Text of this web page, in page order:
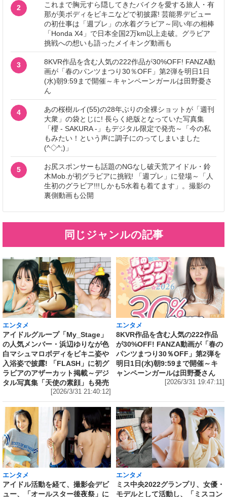
2
これまで胸元すら隠してきたバイクを愛する旅人・有
那が美ボディをビキニなどで初披露! 芸能界デビュー
の初仕事は「週プレ」の水着グラビア～同い年の相棒
「Honda X4」で日本全国2万km以上走破。グラビア
挑戦への想いも語ったメイキング動画も
3
8KVR作品を含む人気の222作品が30%OFF! FANZA動
画が「春のパンツまつり30％OFF」第2弾を明日1日
(水)朝9:59まで開催～キャンペーンガールは田野憂さ
ん
4
あの桜樹ルイ(55)の28年ぶりの全裸ショットが「週刊
大衆」の袋とじに! 長らく絶版となっていた写真集
「櫻 - SAKURA -」もデジタル限定で発売～「今の私
もみたい！という声に調子にのってしまいました
(^◇^;)」
5
お尻スポンサーも話題のNGなし破天荒アイドル・鈴
木Mob.が初グラビアに挑戦! 「週プレ」に登場～「人
生初のグラビア!!!しかも5水着も着てます」。撮影の
裏側動画も公開
同じジャンルの記事
エンタメ
アイドルグループ「My_Stage」
の人気メンバー・浜辺ゆりなが色
白マシュマロボディをビキニ姿や
入浴姿で披露! 「FLASH」に初グ
ラビアのアザーカット掲載～デジ
タル写真集「天使の素顔」も発売
[2026/3/31 21:40:12]
エンタメ
8KVR作品を含む人気の222作品
が30%OFF! FANZA動画が「春の
パンツまつり30％OFF」第2弾を
明日1日(水)朝9:59まで開催～キ
ャンペーンガールは田野憂さん
[2026/3/31 19:47:11]
エンタメ
アイドル活動を経て、撮影会デビ
ュー、「オールスター後夜祭」に
エンタメ
ミス中央2022グランプリ、女優・
モデルとして活動し、「ミスコン